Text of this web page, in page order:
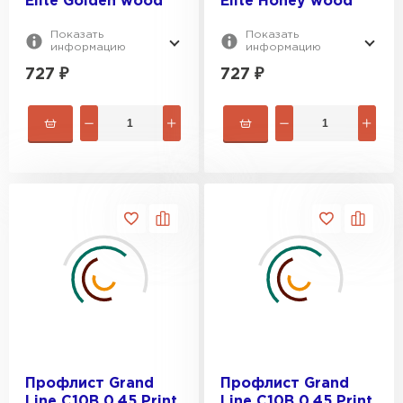
Показать
информацию
727 ₽
Показать
информацию
727 ₽
Профлист Grand
Профлист Grand